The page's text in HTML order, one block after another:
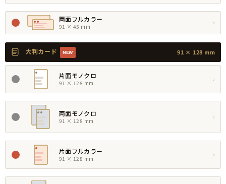
両面フルカラー
91 × 45 mm
›
大判カード NEW 91 × 128 mm
片面モノクロ
91 × 128 mm
›
両面モノクロ
91 × 128 mm
›
片面フルカラー
91 × 128 mm
›